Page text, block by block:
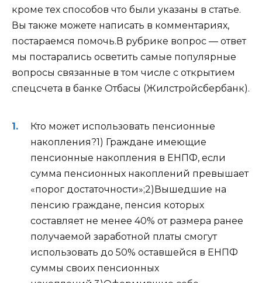
кроме тех способов что были указаны в статье.
Вы также можете написать в комментариях,
постараемся помочь.В рубрике вопрос — ответ
мы постарались осветить самые популярные
вопросы связанные в том числе с открытием
спецсчета в банке Отбасы (Жилстройсбербанк).
Кто может использовать пенсионные
накопления?1) Граждане имеющие
пенсионные накопления в ЕНПФ, если
сумма пенсионных накоплений превышает
«порог достаточности»;2)Вышедшие на
пенсию граждане, пенсия которых
составляет не менее 40% от размера ранее
получаемой заработной платы смогут
использовать до 50% оставшейся в ЕНПФ
суммы своих пенсионных